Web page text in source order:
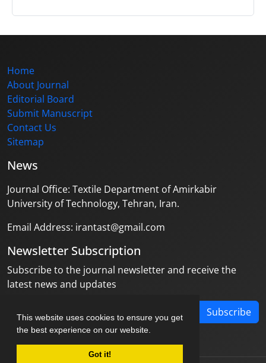
This website uses cookies to ensure you get
the best experience on our website.
Got it!
Home
About Journal
Editorial Board
Submit Manuscript
Contact Us
Sitemap
News
Journal Office: Textile Department of Amirkabir
University of Technology, Tehran, Iran.
Email Address: irantast@gmail.com
Newsletter Subscription
Subscribe to the journal newsletter and receive the
latest news and updates
Subscribe